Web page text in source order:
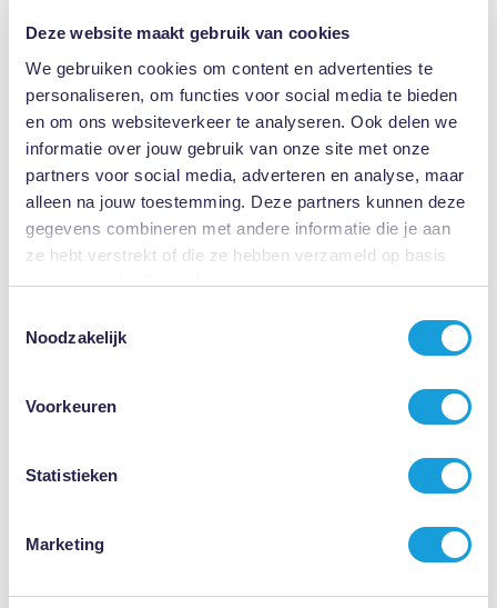
Deze website maakt gebruik van cookies
We gebruiken cookies om content en advertenties te
personaliseren, om functies voor social media te bieden
en om ons websiteverkeer te analyseren. Ook delen we
informatie over jouw gebruik van onze site met onze
partners voor social media, adverteren en analyse, maar
alleen na jouw toestemming. Deze partners kunnen deze
gegevens combineren met andere informatie die je aan
ze hebt verstrekt of die ze hebben verzameld op basis
van jouw gebruik van hun services.
Noodzakelijk
Voorkeuren
Statistieken
Marketing
9.2/10
Op zeer korte termijn professionele hulp gekregen, fijne
Roy Teiken heeft mij op korte termijn geholpen, met geduld
naar mij verhaal geluisterd en professioneel ondersteund.